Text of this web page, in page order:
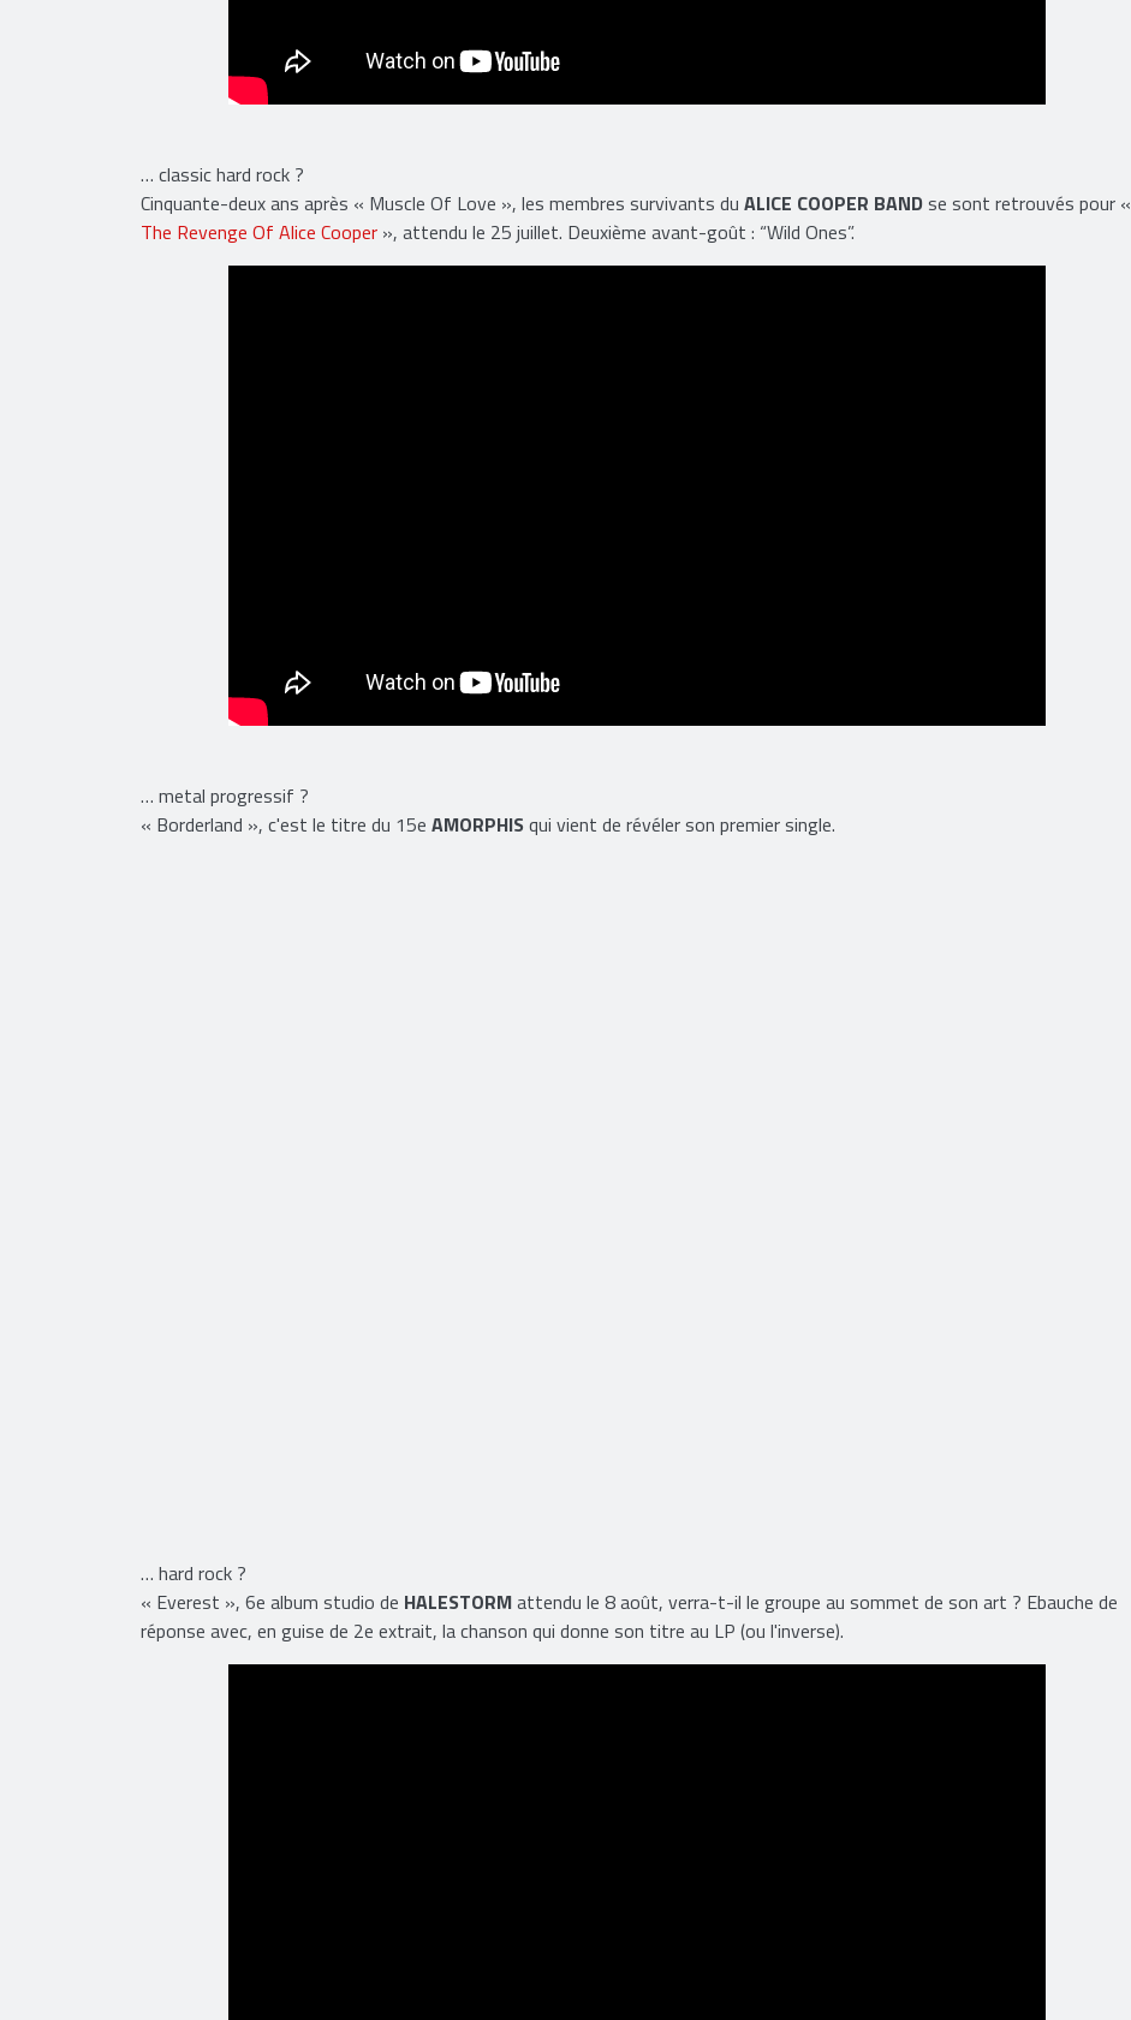
… classic hard rock ?
Cinquante-deux ans après « Muscle Of Love », les membres survivants du ALICE COOPER BANDse sont retrouvés pour «
The Revenge Of Alice Cooper », attendu le 25 juillet. Deuxième avant-goût : “Wild Ones”.
… metal progressif ?
« Borderland », c'est le titre du 15e AMORPHISqui vient de révéler son premier single.
… hard rock ?
« Everest », 6e album studio de HALESTORMattendu le 8 août, verra-t-il le groupe au sommet de son art ? Ebauche de
réponse avec, en guise de 2e extrait, la chanson qui donne son titre au LP (ou l'inverse).